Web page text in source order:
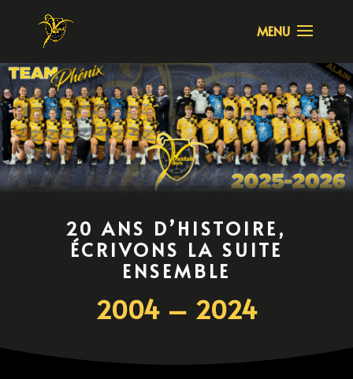
20 ANS D’HISTOIRE,
ÉCRIVONS LA SUITE
ENSEMBLE
2004 – 2024